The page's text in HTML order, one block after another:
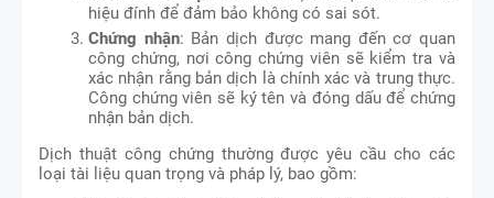
hiệu đính để đảm bảo không có sai sót.
Chứng nhận: Bản dịch được mang đến cơ quan
công chứng, nơi công chứng viên sẽ kiểm tra và
xác nhận rằng bản dịch là chính xác và trung thực.
Công chứng viên sẽ ký tên và đóng dấu để chứng
nhận bản dịch.
Dịch thuật công chứng thường được yêu cầu cho các
loại tài liệu quan trọng và pháp lý, bao gồm: